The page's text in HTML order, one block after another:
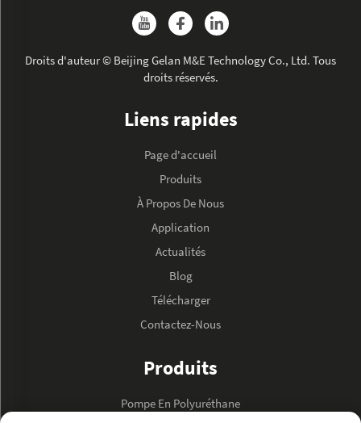
Droits d'auteur © Beijing Gelan M&E Technology Co., Ltd. Tous
droits réservés.
Liens rapides
Page d'accueil
Produits
À Propos De Nous
Application
Actualités
Blog
Télécharger
Contactez-Nous
Produits
Pompe En Polyuréthane